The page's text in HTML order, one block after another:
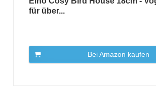
für über...
Bei Amazon kaufen